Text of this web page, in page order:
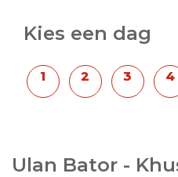
Kies een dag
Ulan Bator -